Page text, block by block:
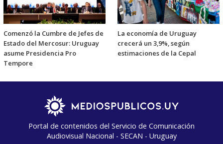
Comenzó la Cumbre de Jefes de
Estado del Mercosur: Uruguay
asume Presidencia Pro
Tempore
La economía de Uruguay
crecerá un 3,9%, según
estimaciones de la Cepal
Portal de contenidos del Servicio de Comunicación
Audiovisual Nacional - SECAN - Uruguay